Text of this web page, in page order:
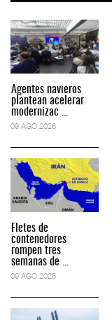
Agentes navieros
plantean acelerar
modernizac ...
09 AGO 2026
Fletes de
contenedores
rompen tres
semanas de ...
09 AGO 2026